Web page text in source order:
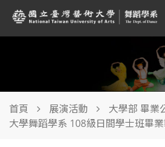
首頁 展演活動 大學部 畢業
大學舞蹈學系 108級日間學士班畢業